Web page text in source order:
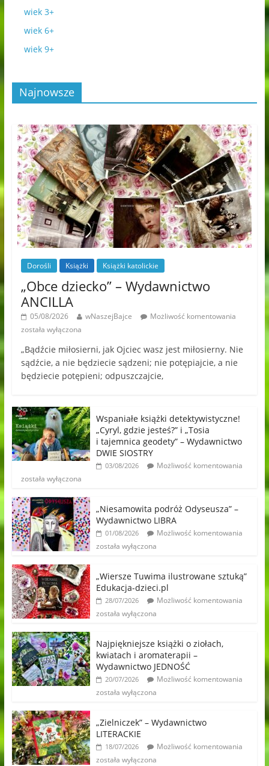
wiek 3+
wiek 6+
wiek 9+
Najnowsze
Dorośli Książki Książki katolickie
„Obce dziecko” – Wydawnictwo
ANCILLA
05/08/2026 wNaszejBajce
Możliwość komentowania
została wyłączona
„Bądźcie miłosierni, jak Ojciec wasz jest miłosierny. Nie
sądźcie, a nie będziecie sądzeni; nie potępiajcie, a nie
będziecie potępieni; odpuszczajcie,
Wspaniałe książki detektywistyczne!
„Cyryl, gdzie jesteś?” i „Tosia
i tajemnica geodety” – Wydawnictwo
DWIE SIOSTRY
03/08/2026
Możliwość komentowania
została wyłączona
„Niesamowita podróż Odyseusza” –
Wydawnictwo LIBRA
01/08/2026
Możliwość komentowania
została wyłączona
„Wiersze Tuwima ilustrowane sztuką”
Edukacja-dzieci.pl
28/07/2026
Możliwość komentowania
została wyłączona
Najpiękniejsze książki o ziołach,
kwiatach i aromaterapii –
Wydawnictwo JEDNOŚĆ
20/07/2026
Możliwość komentowania
została wyłączona
„Zielniczek” – Wydawnictwo
LITERACKIE
18/07/2026
Możliwość komentowania
została wyłączona